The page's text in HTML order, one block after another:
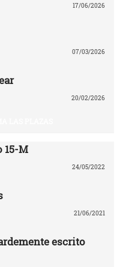
17/06/2026
07/03/2026
20/02/2026
15-M
24/05/2022
21/06/2021
escrito